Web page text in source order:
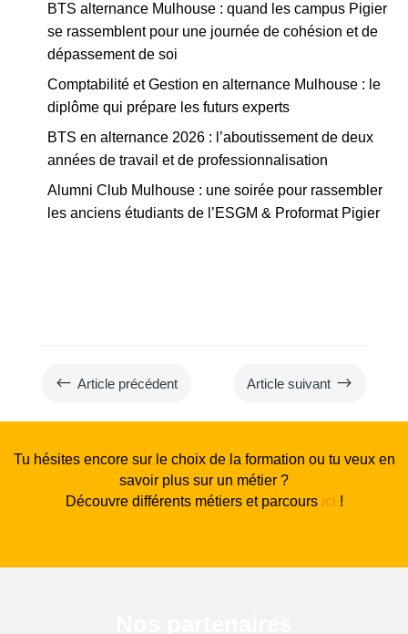
BTS alternance Mulhouse : quand les campus Pigier
se rassemblent pour une journée de cohésion et de
dépassement de soi
Comptabilité et Gestion en alternance Mulhouse : le
diplôme qui prépare les futurs experts
BTS en alternance 2026 : l’aboutissement de deux
années de travail et de professionnalisation
Alumni Club Mulhouse : une soirée pour rassembler
les anciens étudiants de l’ESGM & Proformat Pigier
# Article précédent Article suivant $
Tu hésites encore sur le choix de la formation ou tu veux en
savoir plus sur un métier ?
Découvre différents métiers et parcours ici !